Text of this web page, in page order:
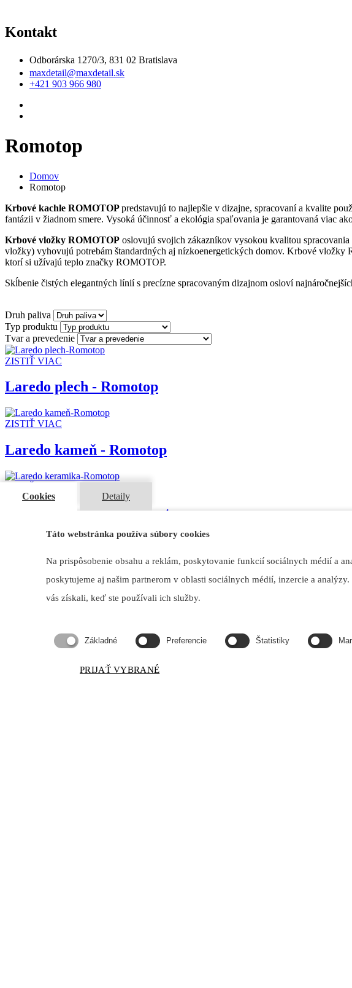
Kontakt
Odborárska 1270/3, 831 02 Bratislava
maxdetail@maxdetail.sk
+421 903 966 980
Romotop
Domov
Romotop
Krbové kachle ROMOTOPpredstavujú to najlepšie v dizajne, spracovaní a kvalite
fantázii v žiadnom smere. Vysoká účinnosť a ekológia spaľovania je garantovaná viac
Krbové vložky ROMOTOP oslovujú svojich zákazníkov vysokou kvalitou
vložky) vyhovujú potrebám štandardných aj nízkoenergetických domov. Krbové
ktorí si užívajú teplo značky ROMOTOP.
Skĺbenie čistých elegantných línií s precízne spracovaným dizajnom osloví
Druh paliva
Typ produktu
Tvar a prevedenie
ZISTIŤ VIAC
Laredo plech - Romotop
ZISTIŤ VIAC
Laredo kameň - Romotop
Laredo keramika - Romotop
Evora T plech - Romotop
Evora T kameň - Romotop
Cookies Detaily
Táto webstránka používa súbory cookies
Na prispôsobenie obsahu a reklám, poskytovanie funkcií sociálnych médií a
poskytujeme aj našim partnerom v oblasti sociálnych médií, inzercie a
vás získali, keď ste používali ich služby.
Základné Preferencie Štatistiky
PRIJAŤ VYBRANÉ